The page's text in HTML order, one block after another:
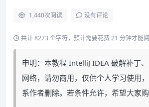
1,440次阅读 没有评论
共计 8273 个字符，预计需要花费 21 分钟才能阅
申明：本教程 IntelliJ IDEA 破解补丁
网络，请勿商用，仅供个人学习使用
系作者删除。若条件允许，希望大家购